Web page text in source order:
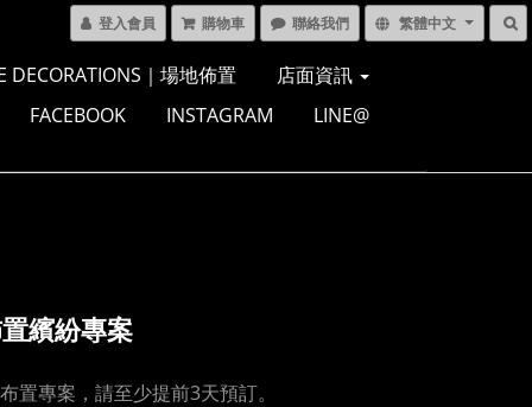
登入會員 購物車 聯絡我們 繁體中文
DECORATIONS｜場地佈置
店面資訊
FACEBOOK INSTAGRAM LINE@
繽紛專案
置專案，請至少提前3天預訂。